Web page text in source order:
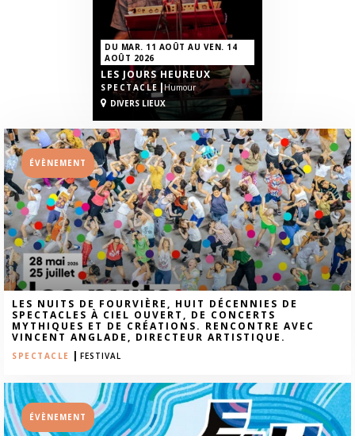
DU MAR. 11 AOÛT AU VEN. 14
AOÛT 2026
LES JOURS HEUREUX
SPECTACLE|Humour
DIVERS LIEUX
LES NUITS DE FOURVIÈRE, HUIT DÉCENNIES DE
SPECTACLES À CIEL OUVERT, DE CONCERTS
MYTHIQUES ET DE CRÉATIONS. RENCONTRE AVEC
VINCENT ANGLADE, DIRECTEUR ARTISTIQUE.
SPECTACLE | FESTIVAL
ÉVÈNEMENT
ÉVÈNEMENT